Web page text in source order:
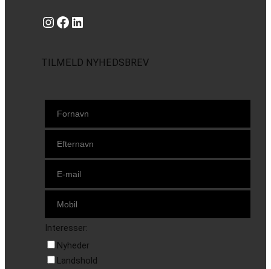
Instagram https://www.facebook.com/danishbeachvolleytour LinkedIn
TILMELD NYHEDSBREV
Interesser:
Nyheder
Landshold